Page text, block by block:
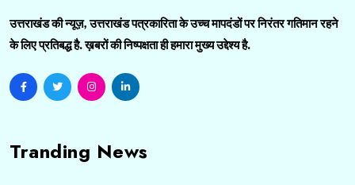
उत्तराखंड की न्यूज़, उत्तराखंड पत्रकारिता के उच्च मापदंडों पर निरंतर गतिमान रहने
के लिए प्रतिबद्ध है. ख़बरों की निष्पक्षता ही हमारा मुख्य उद्देश्य है.
Tranding News